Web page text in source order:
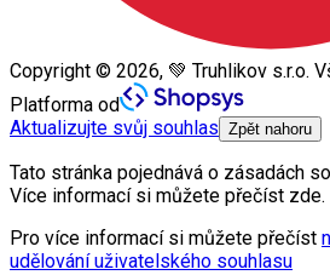
Copyright © 2026, 💚 Truhlikov s.r.o.
Platforma od
Aktualizujte svůj souhlas Zpět nahoru
Tato stránka pojednává o zásadách
Více informací si můžete přečíst zde.
Pro více informací si můžete přečíst
udělování uživatelského souhlasu